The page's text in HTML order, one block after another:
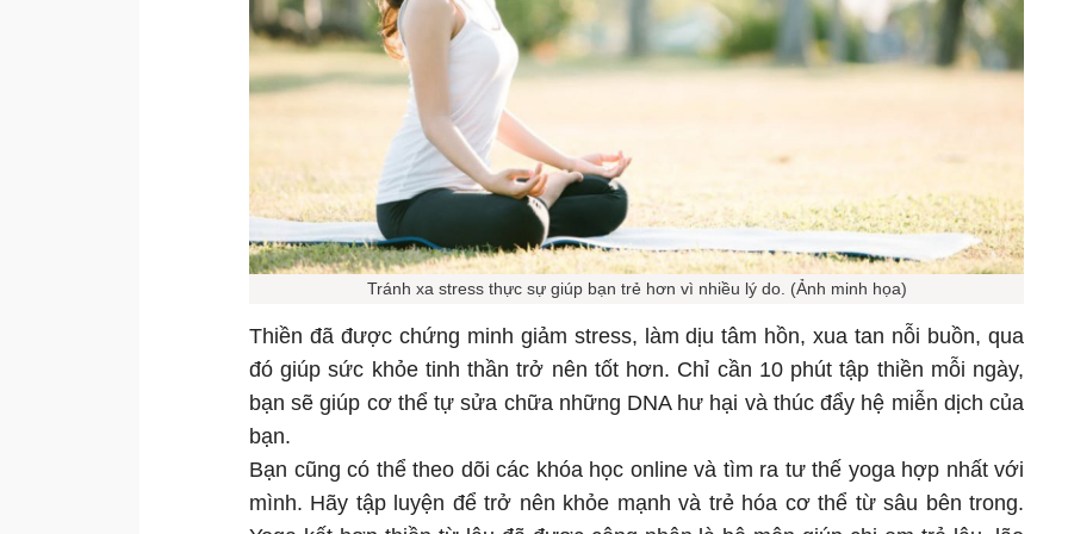
Tránh xa stress thực sự giúp bạn trẻ hơn vì nhiều lý do. (Ảnh minh họa)
Thiền đã được chứng minh giảm stress, làm dịu tâm hồn, xua tan nỗi buồn, qua
đó giúp sức khỏe tinh thần trở nên tốt hơn. Chỉ cần 10 phút tập thiền mỗi ngày,
bạn sẽ giúp cơ thể tự sửa chữa những DNA hư hại và thúc đẩy hệ miễn dịch của
bạn.
Bạn cũng có thể theo dõi các khóa học online và tìm ra tư thế yoga hợp nhất với
mình. Hãy tập luyện để trở nên khỏe mạnh và trẻ hóa cơ thể từ sâu bên trong.